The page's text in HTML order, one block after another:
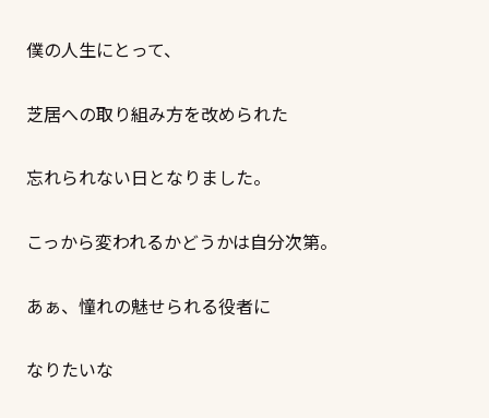
僕の人生にとって、
芝居への取り組み方を改められた
忘れられない日となりました。
こっから変われるかどうかは自分次第。
あぁ、憧れの魅せられる役者に
なりたいな